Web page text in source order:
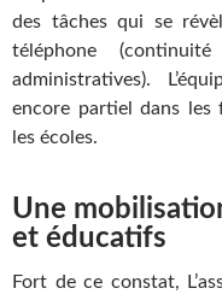
des tâches qui se
téléphone
administratives).
encore partiel dans les
les écoles.
Une
et éducatifs
Fort de ce constat,